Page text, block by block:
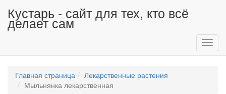
Кустарь - сайт для тех, кто всё
делает сам
Главная страница
Лекарственные растения
Мыльнянка лекарственная